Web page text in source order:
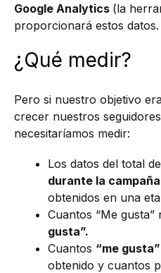
Google Analytics (la
proporcionará estos datos.
¿Qué medir?
Pero si nuestro objetivo
crecer nuestros
necesitaríamos medir:
Los datos del total de
durante la campaña
obtenidos en una
Cuantos “Me gusta”
gusta”.
Cuantos “me
obtenido y cuantos